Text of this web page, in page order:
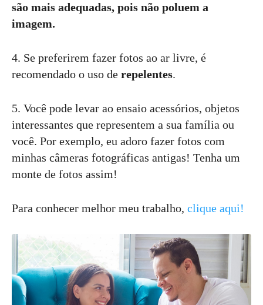
são mais adequadas, pois não poluem a
imagem.
4. Se preferirem fazer fotos ao ar livre, é
recomendado o uso de repelentes.
5. Você pode levar ao ensaio acessórios, objetos
interessantes que representem a sua família ou
você. Por exemplo, eu adoro fazer fotos com
minhas câmeras fotográficas antigas! Tenha um
monte de fotos assim!
Para conhecer melhor meu trabalho, clique aqui!